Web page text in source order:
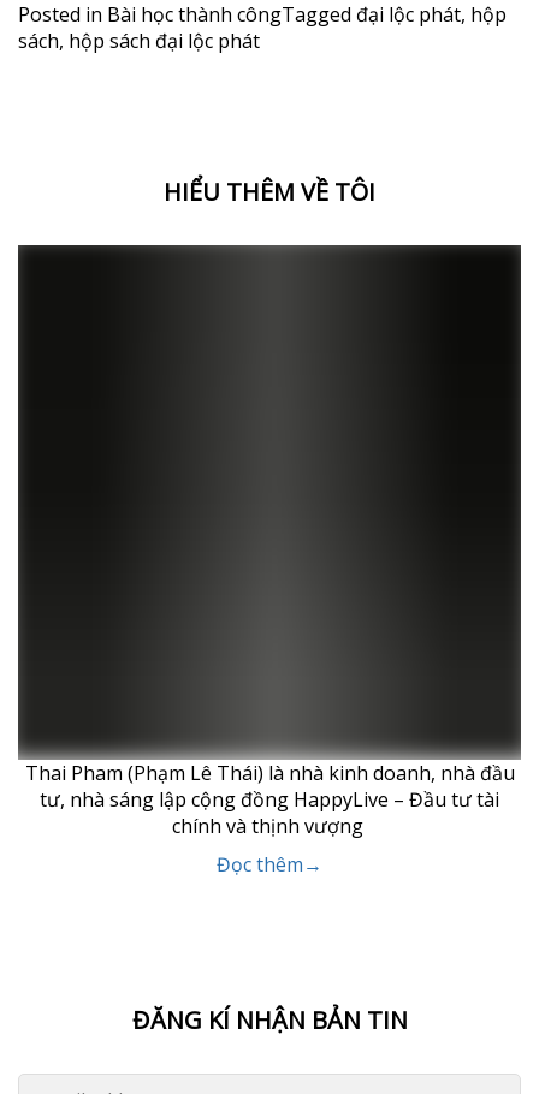
Posted in Bài học thành côngTagged đại lộc phát, hộp
sách, hộp sách đại lộc phát
HIỂU THÊM VỀ TÔI
Thai Pham (Phạm Lê Thái) là nhà kinh doanh, nhà đầu
tư, nhà sáng lập cộng đồng HappyLive – Đầu tư tài
chính và thịnh vượng
Đọc thêm→
ĐĂNG KÍ NHẬN BẢN TIN